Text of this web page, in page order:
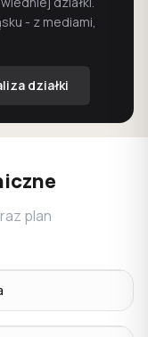
- z mediami,
działki
plan